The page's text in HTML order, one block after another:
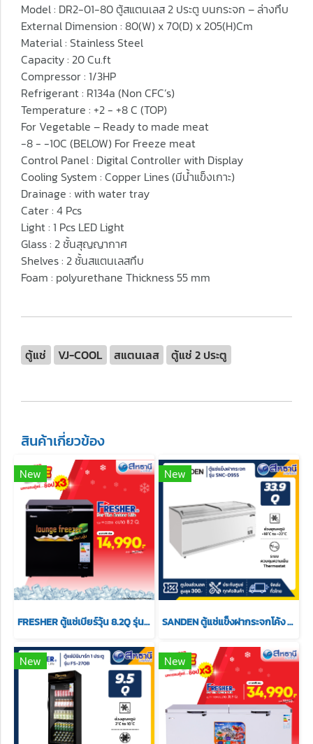
Model : DR2-01-80 ตู้สแตนเลส 2 ประตู บนกระจก – ล่างทึบ
External Dimension : 80(W) x 70(D) x 205(H)Cm
Material : Stainless Steel
Capacity : 20 Cu.ft
Compressor : 1/3HP
Refrigerant : R134a (Non CFC’s)
Temperature : +2 - +8 C (TOP)
For Vegetable – Ready to made meat
-8 - -10C (BELOW) For Freeze meat
Control Panel : Digital Controller with Display
Cooling System : Copper Lines (มีน้ำแข็งเกาะ)
Drainage : with water tray
Cater : 4 Pcs
Light : 1 Pcs LED Light
Glass : 2 ชั้นสุญญากาศ
Shelves : 2 ชั้นสแตนเลสทึบ
Foam : polyurethane Thickness 55 mm
ตู้แช่ VJ-COOL สแตนเลส ตู้แช่ 2 ประตู
สินค้าเกี่ยวข้อง
New
FRESHER ตู้แช่เบียร์วุ้น 8.2Q รุ่น FF-232SB สีดำ
New
SANDEN ตู้แช่แข็งฝากระจกโค้ง รุ่น SNC-0955 ขนาดความจุ 33.9 คิว
New New